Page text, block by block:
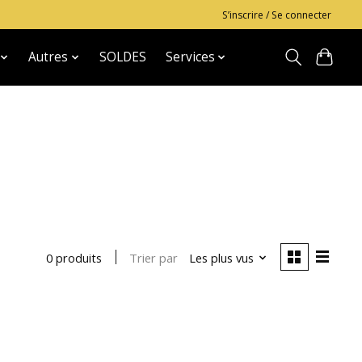
S’inscrire / Se connecter
Autres SOLDES Services
0 produits Trier par Les plus vus